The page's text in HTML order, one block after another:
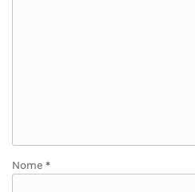
Nome *